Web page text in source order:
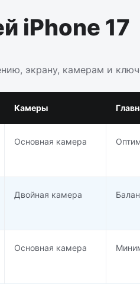
iPhone 17
экрану, камерам и
Камеры
Основная камера
Двойная камера
Основная камера